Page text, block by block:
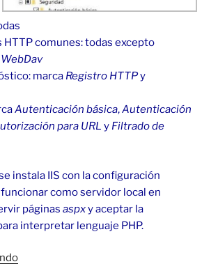
comunes: todas excepto
marca Registro HTTPy
Autenticación básica,Autenticación
para URL y Filtrado de
instala IIS con la configuración
como servidor local en
páginas aspxy aceptar la
interpretar lenguaje PHP.
«Instalar